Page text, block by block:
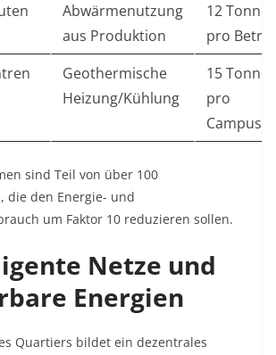
Abwärmenutzung
aus Produktion
12
pro
Geothermische
Heizung/Kühlung
15
pro
Campus
sind Teil von über 100
die den Energie- und
um Faktor 10 reduzieren sollen.
Netze und
Energien
Quartiers bildet ein dezentrales